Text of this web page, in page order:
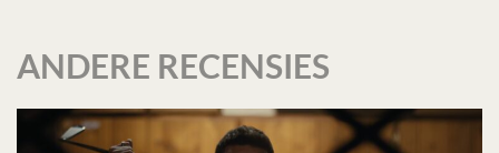
ANDERE RECENSIES